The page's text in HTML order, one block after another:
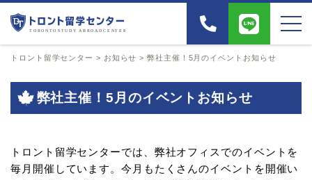
トロント留学センター > お知らせ >弊社主催！5月のイベントお知らせ
弊社主催！5月のイベントお知らせ
トロント留学センターでは、弊社オフィスでのイベントを
毎月開催しています。今月もたくさんのイベントを開催い